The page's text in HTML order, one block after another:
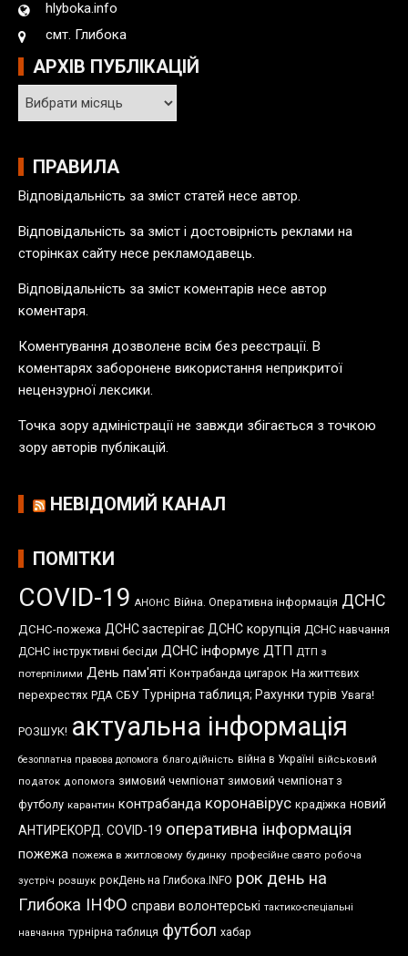
hlyboka.info
смт. Глибока
АРХІВ ПУБЛІКАЦІЙ
А
р
і
п
у
б
і
к
ПРАВИЛА
Відповідальність за зміст статей несе автор.
Відповідальність за зміст і достовірність реклами на
сторінках сайту несе рекламодавець.
Відповідальність за зміст коментарів несе автор
коментаря.
Коментування дозволене всім без реєстрації. В
коментарях заборонене використання неприкритої
нецензурної лексики.
Точка зору адміністрації не завжди збігається з точкою
зору авторів публікацій.
НЕВІДОМИЙ КАНАЛ
ПОМІТКИ
COVID-19 АНОНС Війна. Оперативна інформація ДСНС
ДСНС-пожежа ДСНС застерігає ДСНС корупція ДСНС навчання
ДСНС інструктивні бесіди ДСНС інформує ДТП ДТП з
потерпілими День пам'яті Контрабанда цигарок На життєвих
перехрестях РДА СБУ Турнірна таблиця; Рахунки турів Увага!
РОЗШУК! актуальна інформація
безоплатна правова допомога благодійність війна в Україні військовий
податок допомога зимовий чемпіонат зимовий чемпіонат з
футболу карантин контрабанда коронавірус крадіжка новий
АНТИРЕКОРД. COVID-19 оперативна інформація
пожежа пожежа в житловому будинку професійне свято робоча
зустріч розшук рокДень на Глибока.INFO рок день на
Глибока ІНФО справи волонтерські тактико-спеціальні
навчання турнірна таблиця футбол хабар